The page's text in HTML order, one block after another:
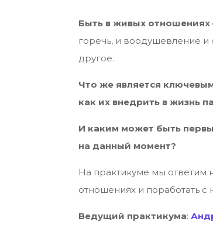
Быть в живых отношениях
горечь, и воодушевление
другое.
Что же является
как их внедрить в жизнь
И каким может быть
на данный момент?
На практикуме мы ответим
отношениях и поработать с
Ведущий практикума: